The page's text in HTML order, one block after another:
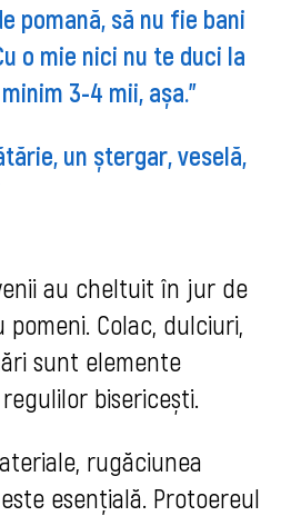
pomană, să nu fie bani
o mie nici nu te duci la
3-4 mii, așa."
un ștergar, veselă,
au cheltuit în jur de
Colac, dulciuri,
sunt elemente
bisericești.
rugăciunea
esențială. Protoereul